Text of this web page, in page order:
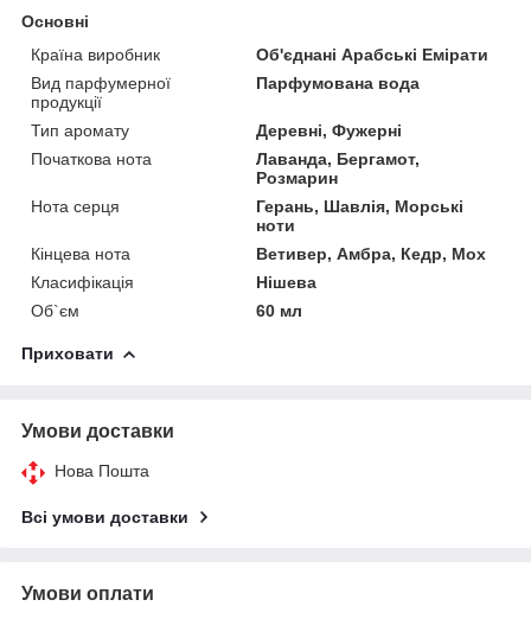
Основні
Країна виробник
Об'єднані Арабські Емірати
Вид парфумерної
продукції
Парфумована вода
Тип аромату
Деревні, Фужерні
Початкова нота
Лаванда, Бергамот,
Розмарин
Нота серця
Герань, Шавлія, Морські
ноти
Кінцева нота
Ветивер, Амбра, Кедр, Мох
Класифікація
Нішева
Об`єм
60 мл
Приховати
Умови доставки
Нова Пошта
Всі умови доставки
Умови оплати